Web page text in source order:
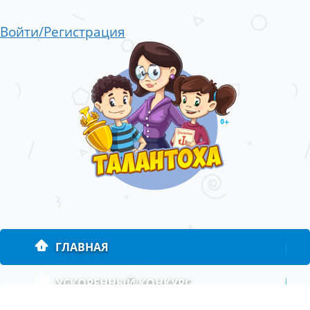
Войти/Регистрация
ГЛАВНАЯ |
УСКОРЕННЫЙ КОНКУРС |